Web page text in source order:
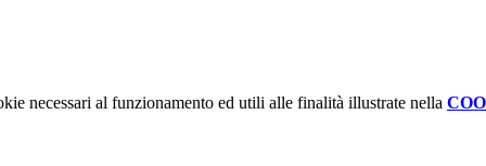
necessari al funzionamento ed utili alle finalità illustrate nella